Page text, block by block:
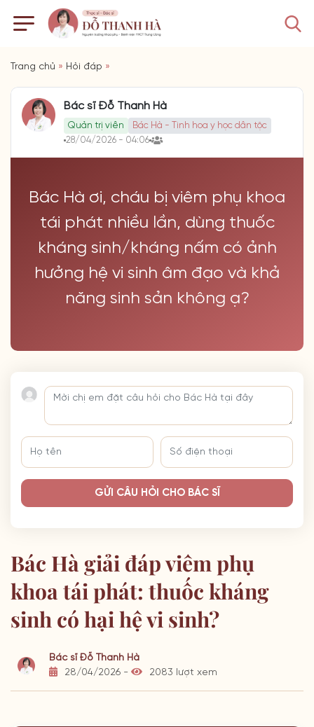
Trang chủ » Hỏi đáp »
Bác sĩ Đỗ Thanh Hà
Quản trị viên
Bác Hà - Tinh hoa y học dân tộc
28/04/2026 - 04:06
Bác Hà ơi, cháu bị viêm phụ khoa
tái phát nhiều lần, dùng thuốc
kháng sinh/kháng nấm có ảnh
hưởng hệ vi sinh âm đạo và khả
năng sinh sản không ạ?
GỬI CÂU HỎI CHO BÁC SĨ
Bác Hà giải đáp viêm phụ
khoa tái phát: thuốc kháng
sinh có hại hệ vi sinh?
Bác sĩ Đỗ Thanh Hà
28/04/2026 -
2083 lượt xem